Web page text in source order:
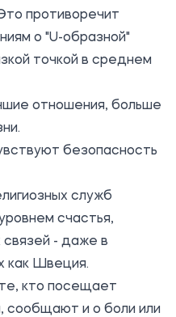
противоречит
о "U-образной"
точкой в среднем
отношения, больше
безопасность
служб
счастья,
- даже в
как Швеция.
кто посещает
сообщают и о боли или